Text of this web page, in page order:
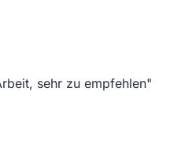
sehr zu empfehlen"